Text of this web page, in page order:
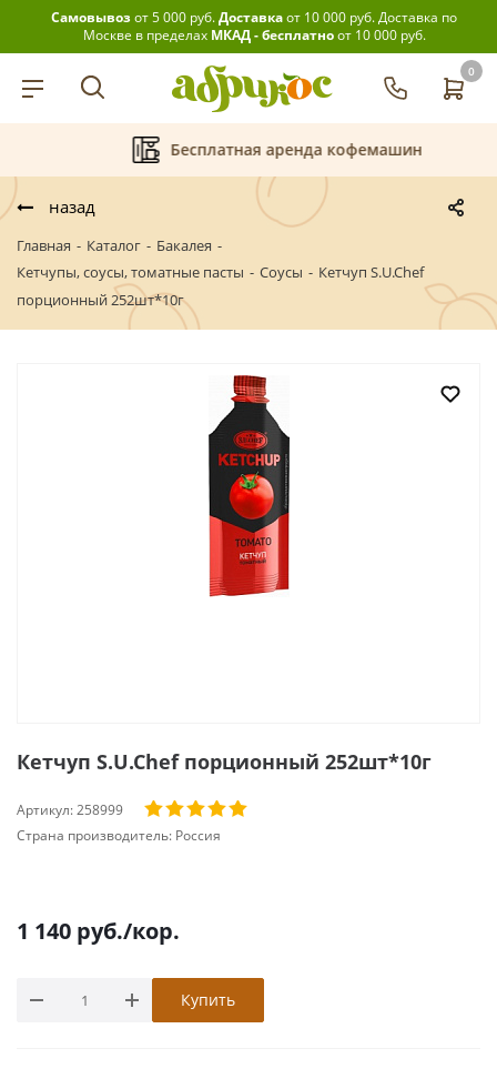
Самовывозот 5 000 руб.Доставкаот 10 000 руб.Доставка по
Москве в пределах МКАД - бесплатноот 10 000 руб.
0
Бесплатная аренда кофемашин
назад
Главная - Каталог - Бакалея -
Кетчупы, соусы, томатные пасты - Соусы - Кетчуп S.U.Chef
порционный 252шт*10г
Кетчуп S.U.Chef порционный 252шт*10г
Артикул:258999
Страна производитель: Россия
1 140 руб./кор.
Купить